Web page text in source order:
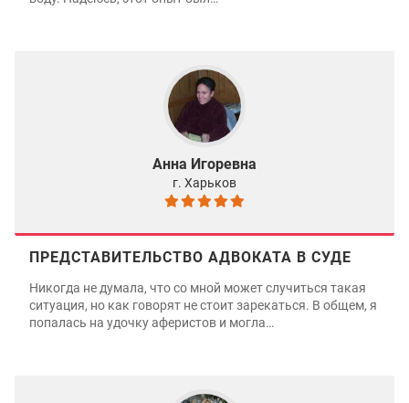
Анна Игоревна
г. Харьков
ПРЕДСТАВИТЕЛЬСТВО АДВОКАТА В СУДЕ
Никогда не думала, что со мной может случиться такая
ситуация, но как говорят не стоит зарекаться. В общем, я
попалась на удочку аферистов и могла…